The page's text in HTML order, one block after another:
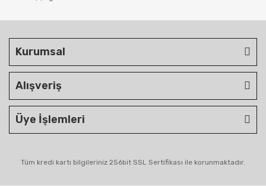
Kurumsal
Alışveriş
Üye İşlemleri
Tüm kredi kartı bilgileriniz 256bit SSL Sertifikası ile korunmaktadır.